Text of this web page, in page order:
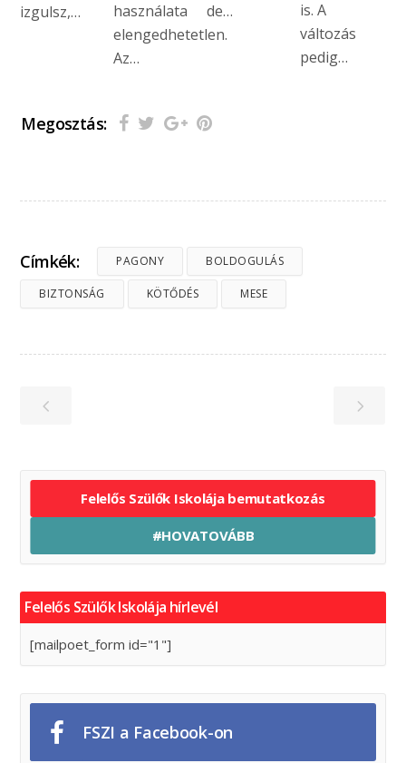
izgulsz,…
használata
elengedhetetlen.
Az…
de…
is. A
változás
pedig…
Megosztás:
Címkék: PAGONY BOLDOGULÁS
BIZTONSÁG KÖTŐDÉS MESE
Felelős Szülők Iskolája bemutatkozás
#HOVATOVÁBB
Felelős Szülők Iskolája hírlevél
[mailpoet_form id="1"]
FSZI a Facebook-on